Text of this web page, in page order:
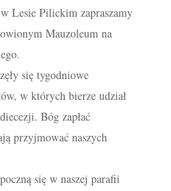
Lesie Pilickim zapraszamy
Mauzoleum na
się tygodniowe
w których bierze udział
Bóg zapłać
przyjmować naszych
się w naszej parafii